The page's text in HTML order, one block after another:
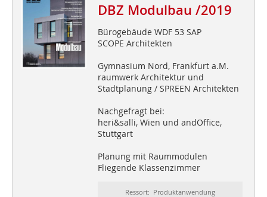
DBZ Modulbau /2019
Bürogebäude WDF 53 SAP
SCOPE Architekten
Gymnasium Nord, Frankfurt a.M.
raumwerk Architektur und
Stadtplanung / SPREEN Architekten
Nachgefragt bei:
heri&salli, Wien und andOffice,
Stuttgart
Planung mit Raummodulen
Fliegende Klassenzimmer
Ressort: Produktanwendung